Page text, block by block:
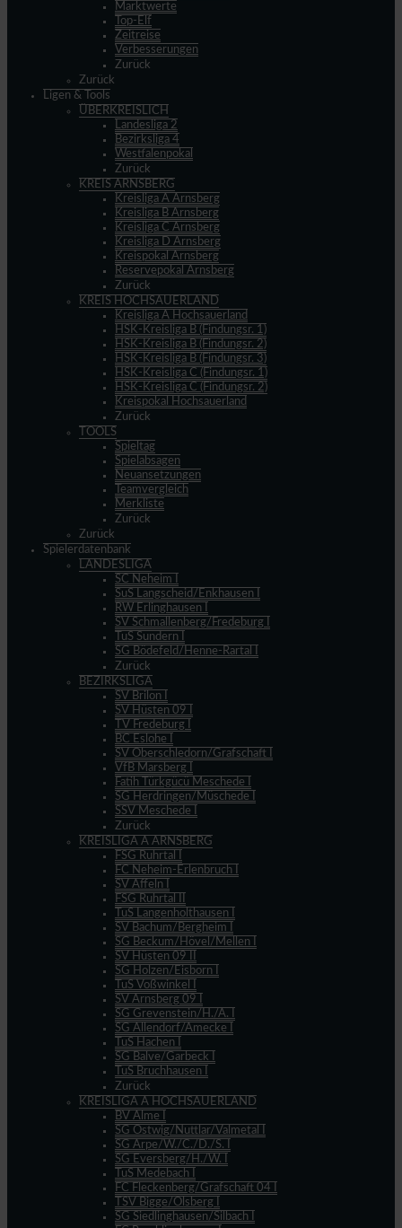
Marktwerte
Top-Elf
Zeitreise
Verbesserungen
Zurück
Zurück
Ligen & Tools
ÜBERKREISLICH
Landesliga 2
Bezirksliga 4
Westfalenpokal
Zurück
KREIS ARNSBERG
Kreisliga A Arnsberg
Kreisliga B Arnsberg
Kreisliga C Arnsberg
Kreisliga D Arnsberg
Kreispokal Arnsberg
Reservepokal Arnsberg
Zurück
KREIS HOCHSAUERLAND
Kreisliga A Hochsauerland
HSK-Kreisliga B (Findungsr. 1)
HSK-Kreisliga B (Findungsr. 2)
HSK-Kreisliga B (Findungsr. 3)
HSK-Kreisliga C (Findungsr. 1)
HSK-Kreisliga C (Findungsr. 2)
Kreispokal Hochsauerland
Zurück
TOOLS
Spieltag
Spielabsagen
Neuansetzungen
Teamvergleich
Merkliste
Zurück
Zurück
Spielerdatenbank
LANDESLIGA
SC Neheim I
SuS Langscheid/Enkhausen I
RW Erlinghausen I
SV Schmallenberg/Fredeburg I
TuS Sundern I
SG Bödefeld/Henne-Rartal I
Zurück
BEZIRKSLIGA
SV Brilon I
SV Hüsten 09 I
TV Fredeburg I
BC Eslohe I
SV Oberschledorn/Grafschaft I
VfB Marsberg I
Fatih Türkgücü Meschede I
SG Herdringen/Müschede I
SSV Meschede I
Zurück
KREISLIGA A ARNSBERG
FSG Ruhrtal I
FC Neheim-Erlenbruch I
SV Affeln I
FSG Ruhrtal II
TuS Langenholthausen I
SV Bachum/Bergheim I
SG Beckum/Hövel/Mellen I
SV Hüsten 09 II
SG Holzen/Eisborn I
TuS Voßwinkel I
SV Arnsberg 09 I
SG Grevenstein/H./A. I
SG Allendorf/Amecke I
TuS Hachen I
SG Balve/Garbeck I
TuS Bruchhausen I
Zurück
KREISLIGA A HOCHSAUERLAND
BV Alme I
SG Ostwig/Nuttlar/Valmetal I
SG Arpe/W./C./D./S. I
SG Eversberg/H./W. I
TuS Medebach I
FC Fleckenberg/Grafschaft 04 I
TSV Bigge/Olsberg I
SG Siedlinghausen/Silbach I